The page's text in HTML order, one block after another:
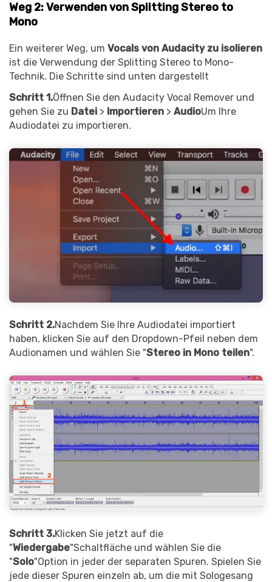
Weg 2: Verwenden von Splitting Stereo to
Mono
Ein weiterer Weg, um Vocals von Audacity zu isolieren
ist die Verwendung der Splitting Stereo to Mono-
Technik. Die Schritte sind unten dargestellt
Schritt 1.Öffnen Sie den Audacity Vocal Remover und
gehen Sie zu Datei > Importieren > AudioUm Ihre
Audiodatei zu importieren.
Schritt 2.Nachdem Sie Ihre Audiodatei importiert
haben, klicken Sie auf den Dropdown-Pfeil neben dem
Audionamen und wählen Sie "Stereo in Mono teilen".
Schritt 3.Klicken Sie jetzt auf die
"Wiedergabe"Schaltfläche und wählen Sie die
"Solo"Option in jeder der separaten Spuren. Spielen Sie
jede dieser Spuren einzeln ab, um die mit Sologesang